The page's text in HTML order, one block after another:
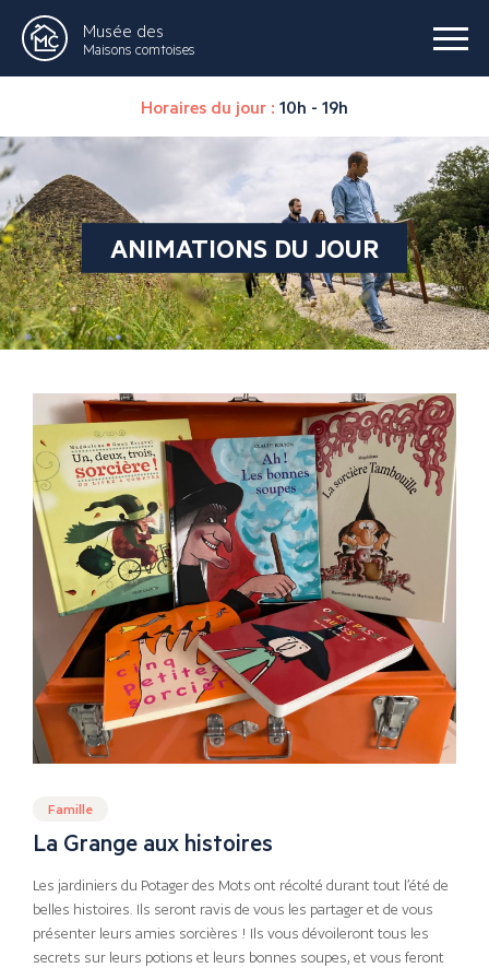
Musée des
Maisons comtoises
Horaires du jour : 10h - 19h
ANIMATIONS DU JOUR
Famille
La Grange aux histoires
Les jardiniers du Potager des Mots ont récolté durant tout l’été de
belles histoires. Ils seront ravis de vous les partager et de vous
présenter leurs amies sorcières ! Ils vous dévoileront tous les
secrets sur leurs potions et leurs bonnes soupes, et vous feront